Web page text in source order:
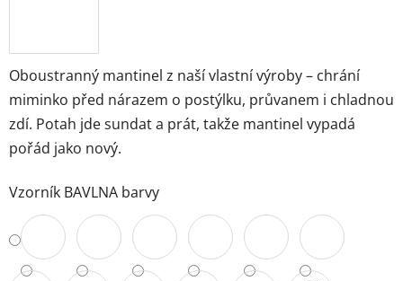
Oboustranný mantinel z naší vlastní výroby – chrání
miminko před nárazem o postýlku, průvanem i chladnou
zdí. Potah jde sundat a prát, takže mantinel vypadá
pořád jako nový.
Vzorník BAVLNA barvy